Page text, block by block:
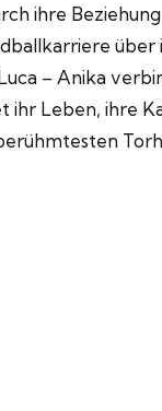
ihre
über
– Anika
Leben, ihre